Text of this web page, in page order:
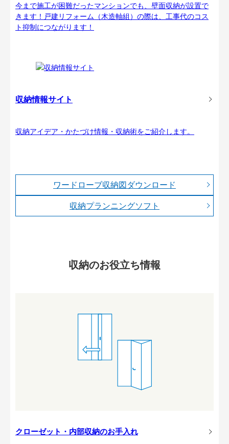
今まで施工が困難だったマンションでも、壁面収納が設置で
きます！戸建リフォーム（木造軸組）の際は、工事代のコス
ト抑制につながります！
収納情報サイト
収納アイデア・かたづけ情報・収納術をご紹介します。
ワードローブ収納図ダウンロード
収納プランニングソフト
収納のお役立ち情報
クローゼット・内部収納のお手入れ